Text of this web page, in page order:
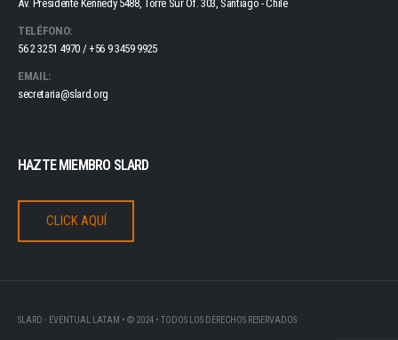
Av. Presidente Kennedy 5488, Torre Sur Of. 303, Santiago - Chile
TELÉFONO:
56 2 3251 4970 / +56 9 3459 9925
EMAIL:
secretaria@slard.org
HAZTE MIEMBRO SLARD
CLICK AQUÍ
SLARD - EVENTUAL LATAM • © 2024 • TODOS LOS DERECHOS RESERVADOS